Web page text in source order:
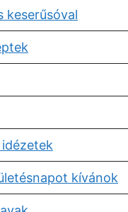
keserűsóval
kívánok